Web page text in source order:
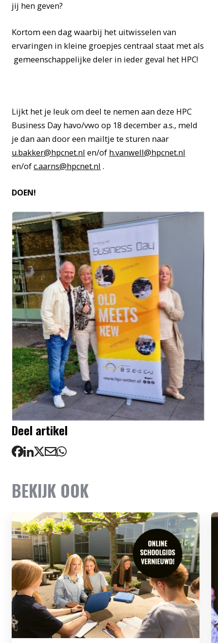
jij hen geven?
Kortom een dag waarbij het uitwisselen van
ervaringen in kleine groepjes centraal staat met als
gemeenschappelijke deler in ieder geval het HPC!
Lijkt het je leuk om deel te nemen aan deze HPC
Business Day havo/vwo op 18 december a.s., meld
je dan aan door een mailtje te sturen naar
u.bakker@hpcnet.nl en/of h.vanwell@hpcnet.nl
en/ofc.aarns@hpcnet.nl .
DOEN!
Deel artikel
BEKIJK OOK